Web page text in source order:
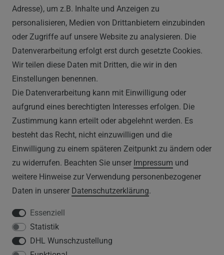
0212 520-82 100
info@vapor-handel.de
Montag - Freitag, 09:00 - 16:00
RECHTLICHES
AGB
WIDERRUFSRECHT
IMPRESSUM
DATENSCHUTZERKLÄRUNG
HINWEISE ZUM ELEKTROGESETZ
SERVICE
Adresse), um z.B. Inhalte und Anzeigen zu
personalisieren, Medien von Drittanbietern einzubinden
oder Zugriffe auf unsere Website zu analysieren. Die
Datenverarbeitung erfolgt erst durch gesetzte Cookies.
Wir teilen diese Daten mit Dritten, die wir in den
Einstellungen benennen.
Die Datenverarbeitung kann mit Einwilligung oder
aufgrund eines berechtigten Interesses erfolgen. Die
Zustimmung kann erteilt oder abgelehnt werden. Es
besteht das Recht, nicht einzuwilligen und die
Einwilligung zu einem späteren Zeitpunkt zu ändern oder
zu widerrufen. Beachten Sie unser Impressum und
weitere Hinweise zur Verwendung personenbezogener
Daten in unserer Daten­schutz­erklärung.
Essenziell
Statistik
DHL Wunschzustellung